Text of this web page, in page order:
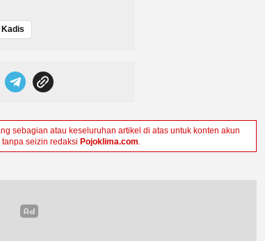
Kadis
sebagian atau keseluruhan artikel di atas untuk konten akun
seizin redaksi Pojoklima.com.